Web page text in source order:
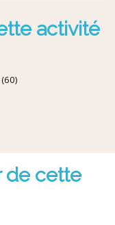
activité
de cette